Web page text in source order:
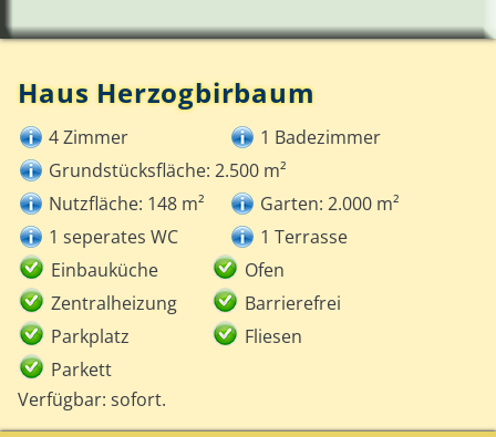
Haus Herzogbirbaum
4 Zimmer
1 Badezimmer
Grundstücksfläche: 2.500 m²
Nutzfläche: 148 m²
Garten: 2.000 m²
1 seperates WC
1 Terrasse
Einbauküche
Ofen
Zentralheizung
Barrierefrei
Parkplatz
Fliesen
Parkett
Verfügbar: sofort.